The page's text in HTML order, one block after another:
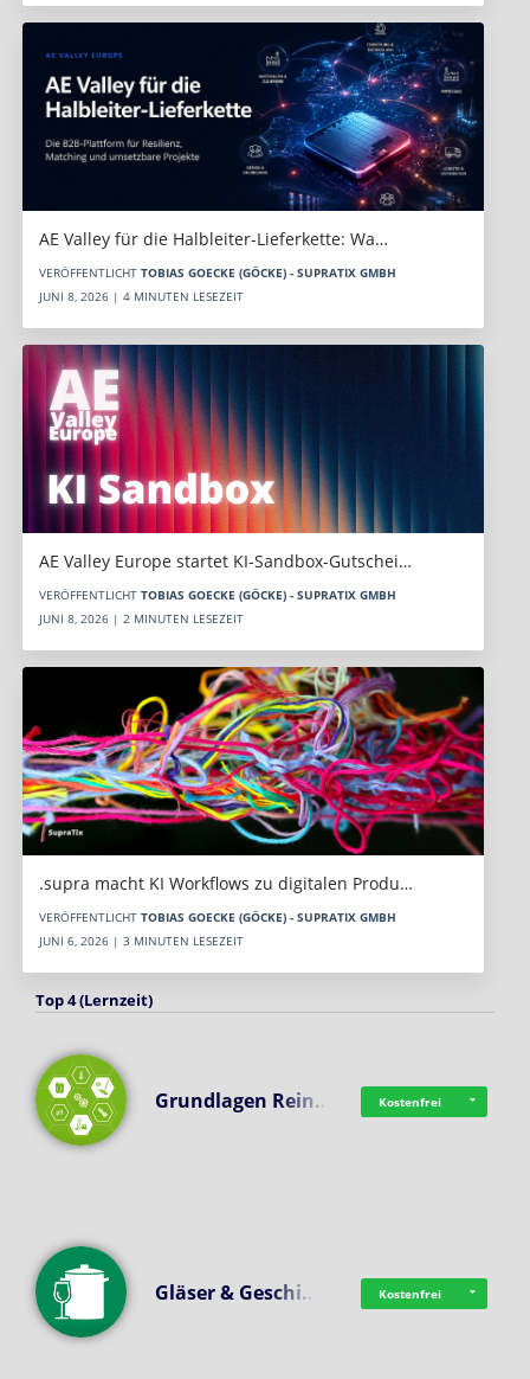
AE Valley für die Halbleiter-Lieferkette: Wa…
VERÖFFENTLICHT TOBIAS GOECKE (GÖCKE) - SUPRATIX GMBH
JUNI 8, 2026 | 4 MINUTEN LESEZEIT
AE Valley Europe startet KI-Sandbox-Gutschei…
VERÖFFENTLICHT TOBIAS GOECKE (GÖCKE) - SUPRATIX GMBH
JUNI 8, 2026 | 2 MINUTEN LESEZEIT
.supra macht KI Workflows zu digitalen Produ…
VERÖFFENTLICHT TOBIAS GOECKE (GÖCKE) - SUPRATIX GMBH
JUNI 6, 2026 | 3 MINUTEN LESEZEIT
Top 4 (Lernzeit)
Grundlagen Rein… Kostenfrei
Gläser & Geschi… Kostenfrei